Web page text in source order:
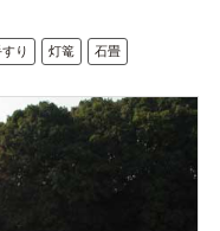
り 灯篭 石畳